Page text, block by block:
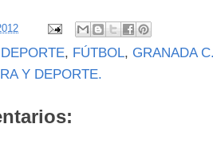
DEPORTE, FÚTBOL, GRANADA
Y DEPORTE.